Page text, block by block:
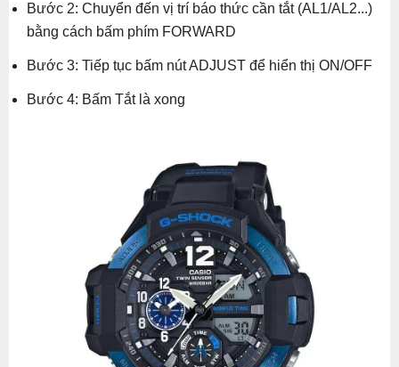
Bước 2: Chuyển đến vị trí báo thức cần tắt (AL1/AL2...)
bằng cách bấm phím FORWARD
Bước 3: Tiếp tục bấm nút ADJUST để hiển thị ON/OFF
Bước 4: Bấm Tắt là xong